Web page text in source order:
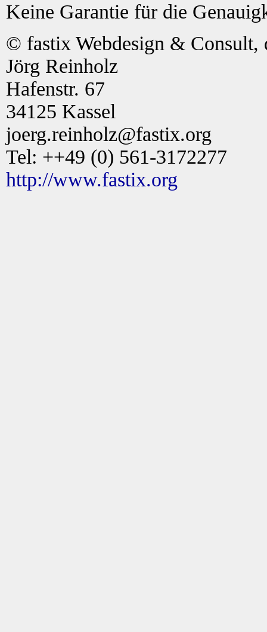
Keine Garantie für die
© fastix Webdesign & Consult,
Jörg Reinholz
Hafenstr. 67
34125 Kassel
joerg.reinholz@fastix.org
Tel: ++49 (0) 561-3172277
http://www.fastix.org